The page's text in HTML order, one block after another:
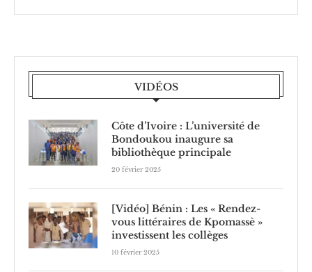
VIDÉOS
Côte d’Ivoire : L’université de
Bondoukou inaugure sa
bibliothèque principale
20 février 2025
[Vidéo] Bénin : Les « Rendez-
vous littéraires de Kpomassè »
investissent les collèges
10 février 2025